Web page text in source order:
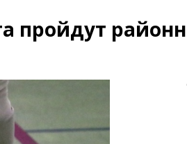
пройдут